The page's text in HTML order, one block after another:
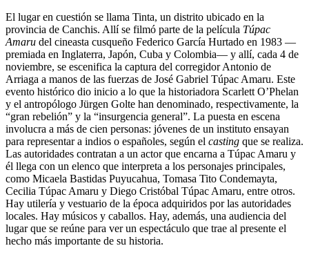
El lugar en cuestión se llama Tinta, un distrito ubicado en la
provincia de Canchis. Allí se filmó parte de la película Túpac
Amaru del cineasta cusqueño Federico García Hurtado en 1983 —
premiada en Inglaterra, Japón, Cuba y Colombia— y allí, cada 4 de
noviembre, se escenifica la captura del corregidor Antonio de
Arriaga a manos de las fuerzas de José Gabriel Túpac Amaru. Este
evento histórico dio inicio a lo que la historiadora Scarlett O’Phelan
y el antropólogo Jürgen Golte han denominado, respectivamente, la
“gran rebelión” y la “insurgencia general”. La puesta en escena
involucra a más de cien personas: jóvenes de un instituto ensayan
para representar a indios o españoles, según el casting que se realiza.
Las autoridades contratan a un actor que encarna a Túpac Amaru y
él llega con un elenco que interpreta a los personajes principales,
como Micaela Bastidas Puyucahua, Tomasa Tito Condemayta,
Cecilia Túpac Amaru y Diego Cristóbal Túpac Amaru, entre otros.
Hay utilería y vestuario de la época adquiridos por las autoridades
locales. Hay músicos y caballos. Hay, además, una audiencia del
lugar que se reúne para ver un espectáculo que trae al presente el
hecho más importante de su historia.